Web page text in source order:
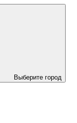
Выберите город